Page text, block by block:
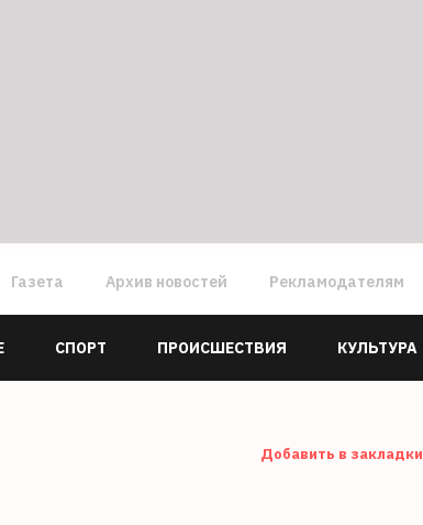
Газета Архив новостей Рекламодателям
СПОРТ ПРОИСШЕСТВИЯ КУЛЬТУРА
Добавить в закладки